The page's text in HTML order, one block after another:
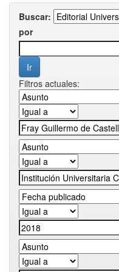
Buscar:
por
Filtros actuales: